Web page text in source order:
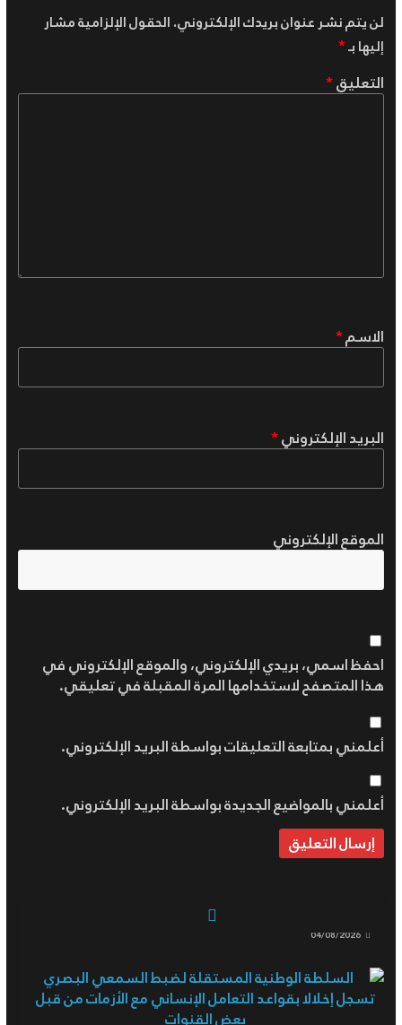
لن يتم نشر عنوان بريدك الإلكتروني.الحقول الإلزامية مشار
إليها بـ*
التعليق*
الاسم*
البريد الإلكتروني*
الموقع الإلكتروني
احفظ اسمي، بريدي الإلكتروني، والموقع الإلكتروني في
هذا المتصفح لاستخدامها المرة المقبلة في تعليقي.
أعلمني بمتابعة التعليقات بواسطة البريد الإلكتروني.
أعلمني بالمواضيع الجديدة بواسطة البريد الإلكتروني.
السلطة الوطنية المستقلة لضبط السمعي البصري